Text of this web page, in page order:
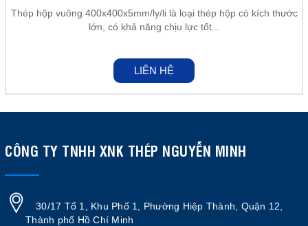
Thép hộp vuông 400x400x5mm/ly/li là loại thép hộp có kích thước
lớn, có khả năng chịu lực tốt...
LIÊN HỆ
CÔNG TY TNHH XNK THÉP NGUYỄN MINH
30/17 Tổ 1, Khu Phố 1, Phường Hiệp Thành, Quận 12,
Thành phố Hồ Chí Minh